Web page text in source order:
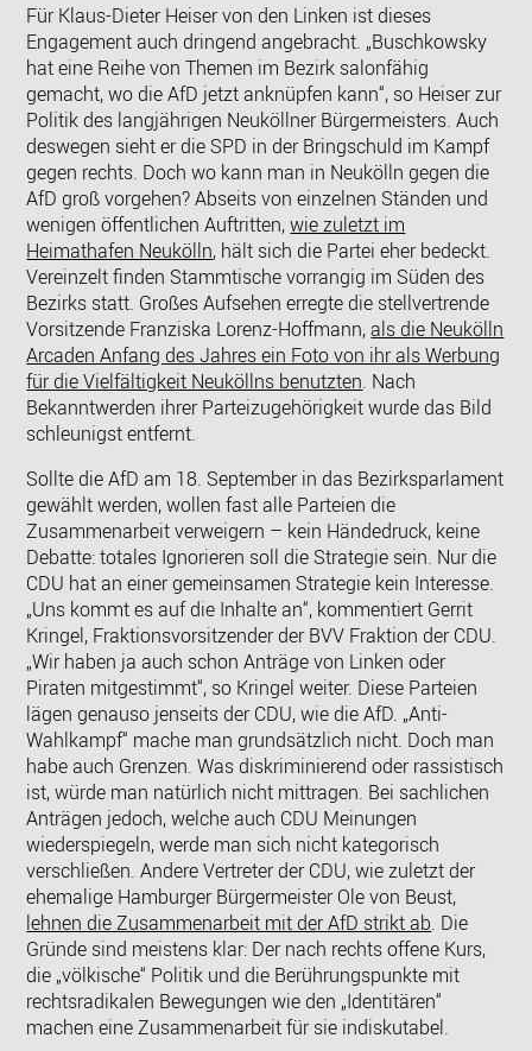
Für Klaus-Dieter Heiser von den Linken ist dieses
Engagement auch dringend angebracht. „Buschkowsky
hat eine Reihe von Themen im Bezirk salonfähig
gemacht, wo die AfD jetzt anknüpfen kann“, so Heiser zur
Politik des langjährigen Neuköllner Bürgermeisters. Auch
deswegen sieht er die SPD in der Bringschuld im Kampf
gegen rechts. Doch wo kann man in Neukölln gegen die
AfD groß vorgehen? Abseits von einzelnen Ständen und
wenigen öffentlichen Auftritten,wie zuletzt im
Heimathafen Neukölln, hält sich die Partei eher bedeckt.
Vereinzelt finden Stammtische vorrangig im Süden des
Bezirks statt. Großes Aufsehen erregte die stellvertrende
Vorsitzende Franziska Lorenz-Hoffmann,als die Neukölln
Arcaden Anfang des Jahres ein Foto von ihr als Werbung
für die Vielfältigkeit Neuköllns benutzten. Nach
Bekanntwerden ihrer Parteizugehörigkeit wurde das Bild
schleunigst entfernt.
Sollte die AfD am 18. September in das Bezirksparlament
gewählt werden, wollen fast alle Parteien die
Zusammenarbeit verweigern – kein Händedruck, keine
Debatte: totales Ignorieren soll die Strategie sein. Nur die
CDU hat an einer gemeinsamen Strategie kein Interesse.
„Uns kommt es auf die Inhalte an“, kommentiert Gerrit
Kringel, Fraktionsvorsitzender der BVV Fraktion der CDU.
„Wir haben ja auch schon Anträge von Linken oder
Piraten mitgestimmt“, so Kringel weiter. Diese Parteien
lägen genauso jenseits der CDU, wie die AfD. „Anti-
Wahlkampf“ mache man grundsätzlich nicht. Doch man
habe auch Grenzen. Was diskriminierend oder rassistisch
ist, würde man natürlich nicht mittragen. Bei sachlichen
Anträgen jedoch, welche auch CDU Meinungen
wiederspiegeln, werde man sich nicht kategorisch
verschließen. Andere Vertreter der CDU, wie zuletzt der
ehemalige Hamburger Bürgermeister Ole von Beust,
lehnen die Zusammenarbeit mit der AfD strikt ab. Die
Gründe sind meistens klar: Der nach rechts offene Kurs,
die „völkische“ Politik und die Berührungspunkte mit
rechtsradikalen Bewegungen wie den „Identitären“
machen eine Zusammenarbeit für sie indiskutabel.